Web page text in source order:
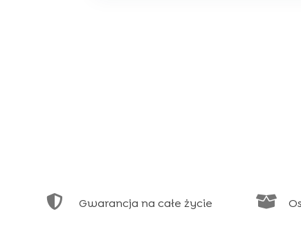
 Gwarancja na całe życie 